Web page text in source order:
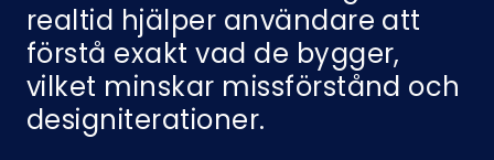
realtid hjälper användare att
förstå exakt vad de bygger,
vilket minskar missförstånd och
designiterationer.